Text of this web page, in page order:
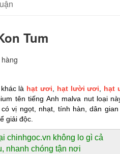
Tum
là hạt ươi hạt lười ươi hạt
tên tiếng Anh malva nut loại
vị ngọt, nhạt, tính hàn, dân
giải độc.
chinhgoc.vn không lo gì cả
nhanh chóng tận nơi